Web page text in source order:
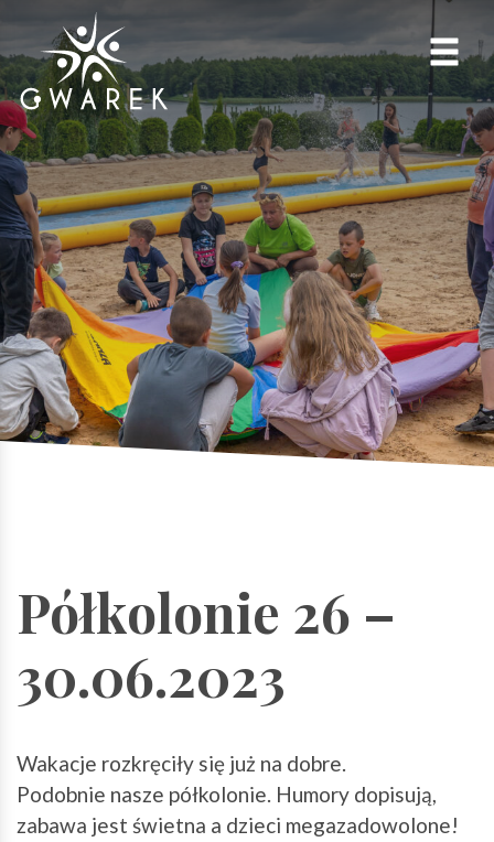
Półkolonie 26 –
30.06.2023
Wakacje rozkręciły się już na dobre.
Podobnie nasze półkolonie. Humory dopisują,
zabawa jest świetna a dzieci megazadowolone!